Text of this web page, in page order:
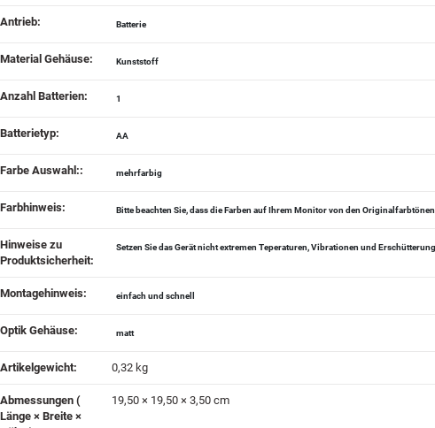
Antrieb‍: Batterie
Material Gehäuse‍: Kunststoff
Anzahl Batterien‍: 1
Batterietyp‍: AA
Farbe Auswahl:‍: mehrfarbig
Farbhinweis‍: Bitte beachten Sie, dass die Farben auf Ihrem Monitor von den
Hinweise zu
Produktsicherheit‍:
Setzen Sie das Gerät nicht extremen Teperaturen, Vibrationen und
Montagehinweis‍: einfach und schnell
Optik Gehäuse‍: matt
Artikelgewicht‍: 0,32 kg
Abmessungen (
Länge × Breite ×
19,50 × 19,50 × 3,50 cm